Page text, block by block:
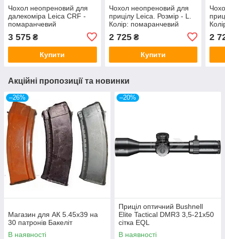
Чохол неопреновий для
далекоміра Leica CRF -
помаранчевий
3 575 ₴
Купити
Чохол неопреновий для
прицілу Leica. Розмір - L.
Колір: помаранчевий
2 725₴
Купити
2
Акційні пропозиції та новинки
–26%
Магазин для АК 5.45х39 на
30 патронів Бакеліт
В наявності
–20%
Приціл оптичний Bushnell
Elite Tactical DMR3 3,5-21x50
сітка EQL
В наявності